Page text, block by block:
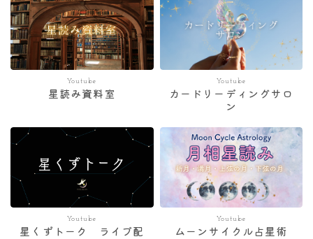
Youtube
星読み資料室
Youtube
カードリーディングサロ
ン
Youtube
星くずトーク ライブ配
Youtube
ムーンサイクル占星術